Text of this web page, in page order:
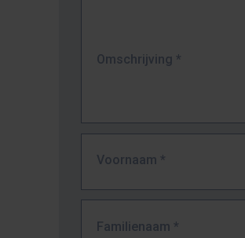
Omschrijving *
Voornaam *
Familienaam *